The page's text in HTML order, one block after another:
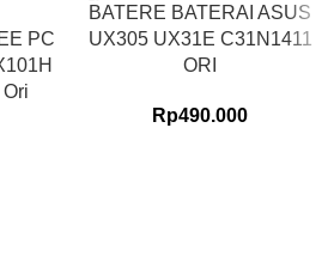
PC
BATERE BATERAI ASUS
UX305 UX31E C31N1411
ORI
Rp490.000